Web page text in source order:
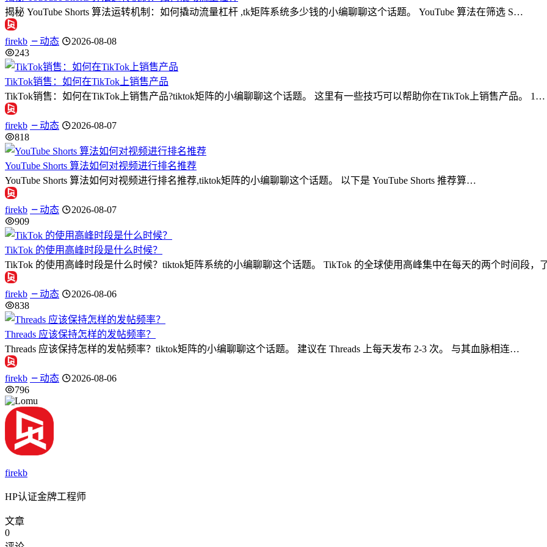
揭秘 YouTube Shorts 算法运转机制：如何撬动流量杠杆 ,tk矩阵系统多少钱的小编聊聊这个话题。 YouTube 算法在筛选 S…
firekb 动态
2026-08-08
243
TikTok销售：如何在TikTok上销售产品
TikTok销售：如何在TikTok上销售产品?tiktok矩阵的小编聊聊这个话题。 这里有一些技巧可以帮助你在TikTok上销售产品。 1…
firekb 动态
2026-08-07
818
YouTube Shorts 算法如何对视频进行排名推荐
YouTube Shorts 算法如何对视频进行排名推荐,tiktok矩阵的小编聊聊这个话题。 以下是 YouTube Shorts 推荐算…
firekb 动态
2026-08-07
909
TikTok 的使用高峰时段是什么时候？
TikTok 的使用高峰时段是什么时候？tiktok矩阵系统的小编聊聊这个话题。 TikTok 的全球使用高峰集中在每天的两个时间段，
firekb 动态
2026-08-06
838
Threads 应该保持怎样的发帖频率？
Threads 应该保持怎样的发帖频率？tiktok矩阵的小编聊聊这个话题。 建议在 Threads 上每天发布 2-3 次。 与其血脉相连…
firekb 动态
2026-08-06
796
firekb
HP认证金牌工程师
文章
0